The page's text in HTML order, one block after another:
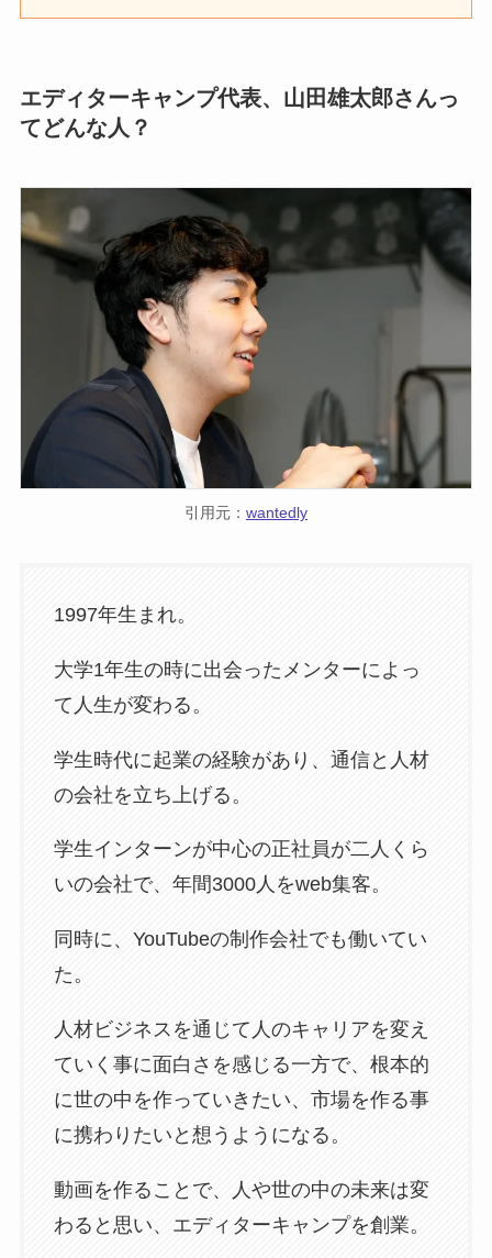
エディターキャンプ代表、山田雄太郎さんっ
てどんな人？
引用元： wantedly
1997年生まれ。
大学1年生の時に出会ったメンターによっ
て人生が変わる。
学生時代に起業の経験があり、通信と人材
の会社を立ち上げる。
学生インターンが中心の正社員が二人くら
いの会社で、年間3000人をweb集客。
同時に、YouTubeの制作会社でも働いてい
た。
人材ビジネスを通じて人のキャリアを変え
ていく事に面白さを感じる一方で、根本的
に世の中を作っていきたい、市場を作る事
に携わりたいと想うようになる。
動画を作ることで、人や世の中の未来は変
わると思い、エディターキャンプを創業。